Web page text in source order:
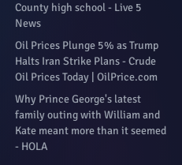
County high school - Live 5
News
Oil Prices Plunge 5% as Trump
Halts Iran Strike Plans - Crude
Oil Prices Today | OilPrice.com
Why Prince George's latest
family outing with William and
Kate meant more than it seemed
- HOLA